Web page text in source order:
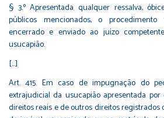
§ 3.º Apresentada qualquer ressalva,
públicos mencionados, o
encerrado e enviado ao juízo
usucapião.
[...]
Art. 415. Em caso de impugnação do
extrajudicial da usucapião apresentada
direitos reais e de outros direitos